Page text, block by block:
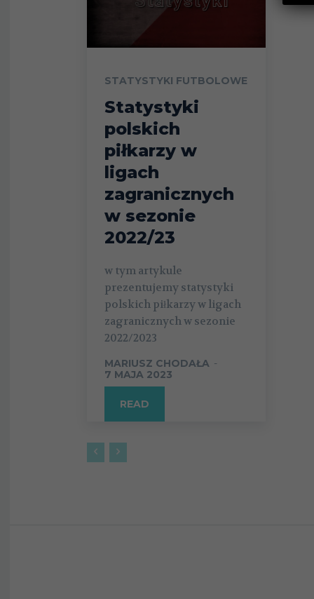
STATYSTYKI FUTBOLOWE
Statystyki
polskich
piłkarzy w
ligach
zagranicznych
w sezonie
2022/23
w tym artykule
prezentujemy statystyki
polskich piłkarzy w ligach
zagranicznych w sezonie
2022/2023
MARIUSZ CHODAŁA -
7 MAJA 2023
READ